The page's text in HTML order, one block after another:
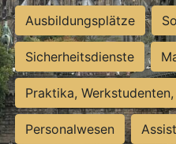
Ausbildungsplätze
Sicherheitsdienste
Praktika,
Personalwesen